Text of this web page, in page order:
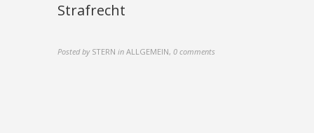
Strafrecht
Posted by STERN in ALLGEMEIN,0 comments